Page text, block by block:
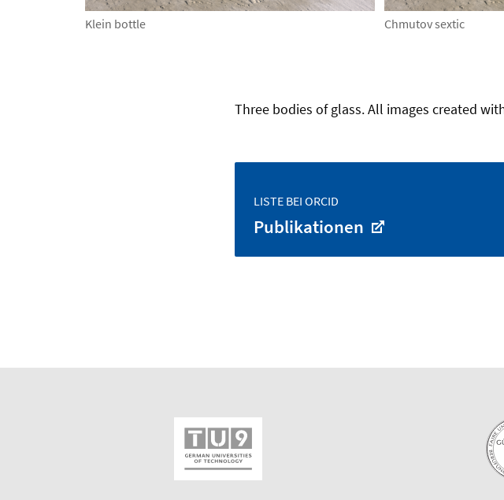
Klein bottle Chmutov sextic
Three bodies of glass. All images created
LISTE BEI ORCID
Publikationen